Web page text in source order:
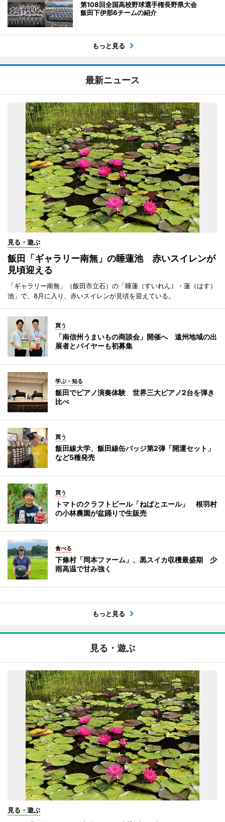
第108回全国高校野球選手権長野県大会
飯田下伊那6チームの紹介
もっと見る
最新ニュース
見る・遊ぶ
飯田「ギャラリー南無」の睡蓮池 赤いスイレンが
見頃迎える
「ギャラリー南無」（飯田市立石）の「睡蓮（すいれん）・蓮（はす）
池」で、8月に入り、赤いスイレンが見頃を迎えている。
買う
「南信州うまいもの商談会」開催へ 遠州地域の出
展者とバイヤーも初募集
学ぶ・知る
飯田でピアノ演奏体験 世界三大ピアノ2台を弾き
比べ
買う
飯田線大学、飯田線缶バッジ第2弾「開運セット」
など5種発売
買う
トマトのクラフトビール「ねばとエール」 根羽村
の小林農園が盆踊りで生販売
食べる
下條村「岡本ファーム」、黒スイカ収穫最盛期 少
雨高温で甘み強く
もっと見る
見る・遊ぶ
見る・遊ぶ